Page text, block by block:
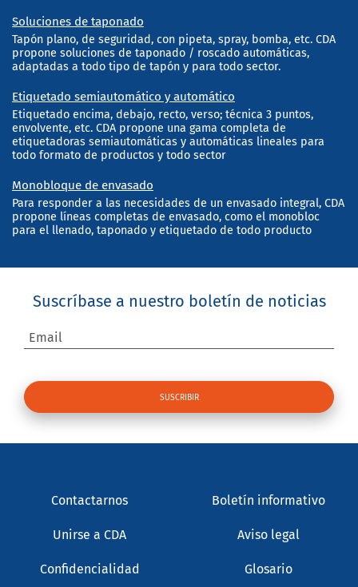
Soluciones de taponado
Tapón plano, de seguridad, con pipeta, spray, bomba, etc. CDA
propone soluciones de taponado / roscado automáticas,
adaptadas a todo tipo de tapón y para todo sector.
Etiquetado semiautomático y automático
Etiquetado encima, debajo, recto, verso; técnica 3 puntos,
envolvente, etc. CDA propone una gama completa de
etiquetadoras semiautomáticas y automáticas lineales para
todo formato de productos y todo sector
Monobloque de envasado
Para responder a las necesidades de un envasado integral, CDA
propone líneas completas de envasado, como el monobloc
para el llenado, taponado y etiquetado de todo producto
Suscríbase a nuestro boletín de noticias
Email
Contactarnos Boletín informativo
Unirse a CDA Aviso legal
Confidencialidad Glosario